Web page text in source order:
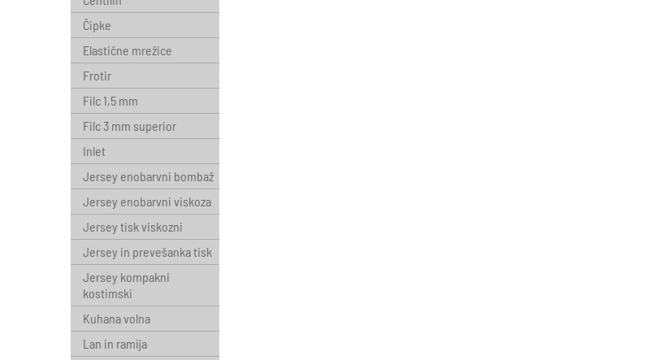
Čipke
Elastične mrežice
Frotir
Filc 1,5 mm
Filc 3 mm superior
Inlet
Jersey enobarvni bombaž
Jersey enobarvni viskoza
Jersey tisk viskozni
Jersey in prevešanka tisk
Jersey kompakni
kostimski
Kuhana volna
Lan in ramija